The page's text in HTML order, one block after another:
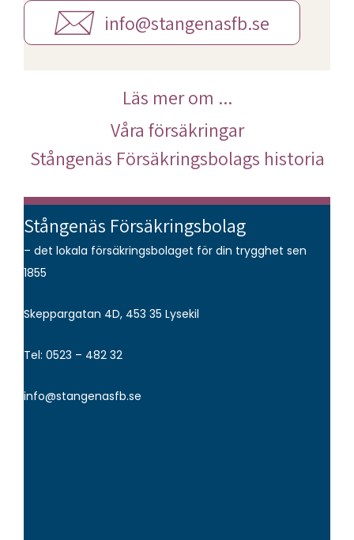
info@stangenasfb.se
Läs mer om ...
Våra försäkringar
Stångenäs Försäkringsbolags historia
Stångenäs Försäkringsbolag
– det lokala försäkringsbolaget för din trygghet sen
1855
Skeppargatan 4D, 453 35 Lysekil
Tel: 0523 – 482 32
info@stangenasfb.se